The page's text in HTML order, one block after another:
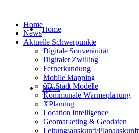
Home
News
Home
News
Aktuelle Schwerpunkte
Digitale Souveränität
Digitaler Zwilling
Fernerkundung
Mobile Mapping
3D-Stadt Modelle
Kommunale Wärmeplanung
XPlanung
Location Intelligence
Geomarketing & Geodaten
Leitungsauskunft/Planauskunft